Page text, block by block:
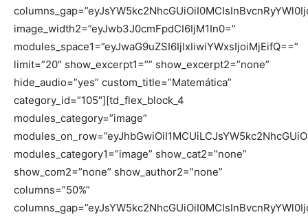
image_width2=”eyJwb3J0cmFpdCI6IjM1In0=”
modules_space1=”eyJwaG9uZSI6IjIxIiwiYWxsIjoiMjEifQ==”
limit=”20″ show_excerpt1=”” show_excerpt2=”none”
hide_audio=”yes” custom_title=”Matemática”
category_id=”105″][td_flex_block_4
modules_category=”image”
modules_category1=”image” show_cat2=”none”
show_com2=”none” show_author2=”none”
columns=”50%”